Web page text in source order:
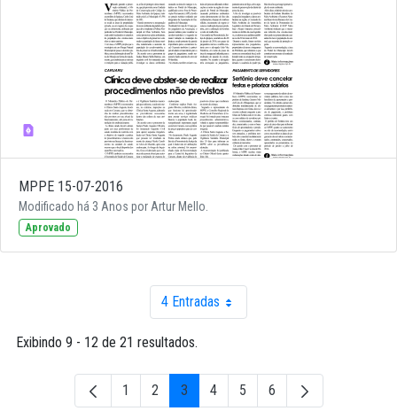
MPPE 15-07-2016
Modificado há 3 Anos por Artur Mello.
Aprovado
4 EntradasPor página
Exibindo 9 - 12 de 21 resultados.
Página
1 Página
2 Página
3 Página
4 Página
5 Página
6